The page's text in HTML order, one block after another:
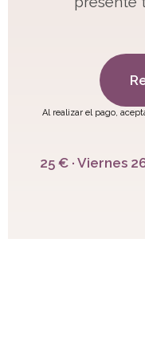
Al realizar el pago,
25 € · Viernes